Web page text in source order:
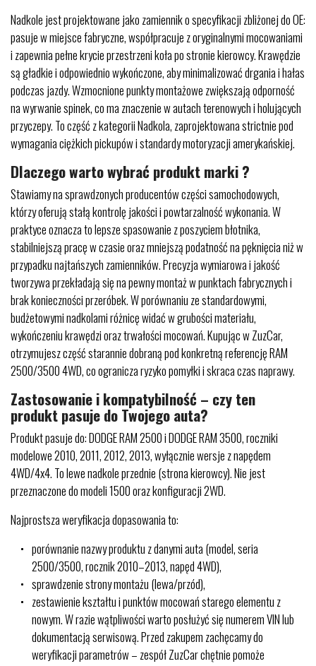
Nadkole jest projektowane jako zamiennik o specyfikacji zbliżonej do OE:
pasuje w miejsce fabryczne, współpracuje z oryginalnymi mocowaniami
i zapewnia pełne krycie przestrzeni koła po stronie kierowcy. Krawędzie
są gładkie i odpowiednio wykończone, aby minimalizować drgania i hałas
podczas jazdy. Wzmocnione punkty montażowe zwiększają odporność
na wyrwanie spinek, co ma znaczenie w autach terenowych i holujących
przyczepy. To część z kategorii Nadkola, zaprojektowana strictnie pod
wymagania ciężkich pickupów i standardy motoryzacji amerykańskiej.
Dlaczego warto wybrać produkt marki ?
Stawiamy na sprawdzonych producentów części samochodowych,
którzy oferują stałą kontrolę jakości i powtarzalność wykonania. W
praktyce oznacza to lepsze spasowanie z poszyciem błotnika,
stabilniejszą pracę w czasie oraz mniejszą podatność na pęknięcia niż w
przypadku najtańszych zamienników. Precyzja wymiarowa i jakość
tworzywa przekładają się na pewny montaż w punktach fabrycznych i
brak konieczności przeróbek. W porównaniu ze standardowymi,
budżetowymi nadkolami różnicę widać w grubości materiału,
wykończeniu krawędzi oraz trwałości mocowań. Kupując w ZuzCar,
otrzymujesz część starannie dobraną pod konkretną referencję RAM
2500/3500 4WD, co ogranicza ryzyko pomyłki i skraca czas naprawy.
Zastosowanie i kompatybilność – czy ten
produkt pasuje do Twojego auta?
Produkt pasuje do: DODGE RAM 2500 i DODGE RAM 3500, roczniki
modelowe 2010, 2011, 2012, 2013, wyłącznie wersje z napędem
4WD/4x4. To lewe nadkole przednie (strona kierowcy). Nie jest
przeznaczone do modeli 1500 oraz konfiguracji 2WD.
Najprostsza weryfikacja dopasowania to:
porównanie nazwy produktu z danymi auta (model, seria
2500/3500, rocznik 2010–2013, napęd 4WD),
sprawdzenie strony montażu (lewa/przód),
zestawienie kształtu i punktów mocowań starego elementu z
nowym. W razie wątpliwości warto posłużyć się numerem VIN lub
dokumentacją serwisową. Przed zakupem zachęcamy do
weryfikacji parametrów – zespół ZuzCar chętnie pomoże